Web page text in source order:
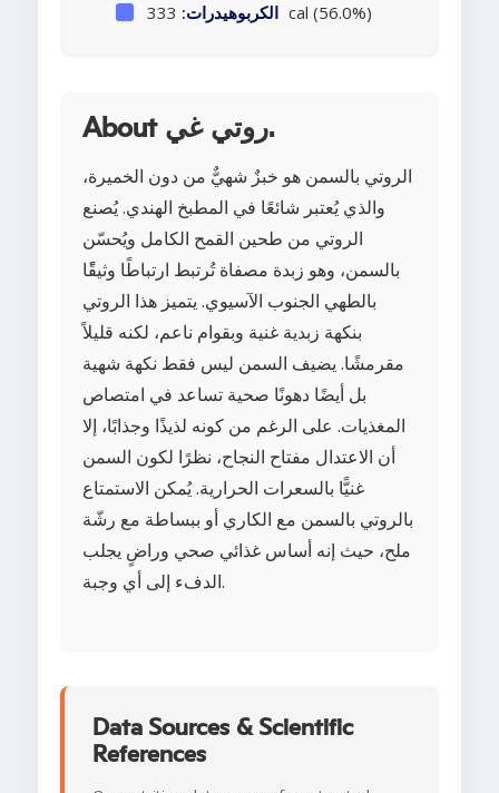
الكربوهيدرات: 333 cal (56.0%)
About روتي غي.
الروتي بالسمن هو خبزٌ شهيٌّ من دون الخميرة،
والذي يُعتبر شائعًا في المطبخ الهندي. يُصنع
الروتي من طحين القمح الكامل ويُحسّن
بالسمن، وهو زبدة مصفاة تُرتبط ارتباطًا وثيقًًا
بالطهي الجنوب الآسيوي. يتميز هذا الروتي
بنكهة زبدية غنية وبقوام ناعم، لكنه قليلاً
مقرمشًا. يضيف السمن ليس فقط نكهة شهية
بل أيضًا دهونًا صحية تساعد في امتصاص
المغذيات. على الرغم من كونه لذيذًا وجذابًا، إلا
أن الاعتدال مفتاح النجاح، نظرًا لكون السمن
غنيًّا بالسعرات الحرارية. يُمكن الاستمتاع
بالروتي بالسمن مع الكاري أو ببساطة مع رشّة
ملح، حيث إنه أساس غذائي صحي وراضٍ يجلب
الدفء إلى أي وجبة.
Data Sources & Scientific
References